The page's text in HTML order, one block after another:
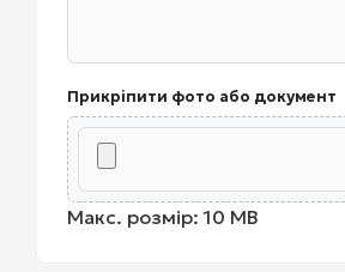
Прикріпити фото або документ
Макс. розмір: 10 MB